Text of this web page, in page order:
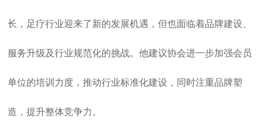
长，足疗行业迎来了新的发展机遇，但也面临着品牌建设、
服务升级及行业规范化的挑战。他建议协会进一步加强会员
单位的培训力度，推动行业标准化建设，同时注重品牌塑
造，提升整体竞争力。